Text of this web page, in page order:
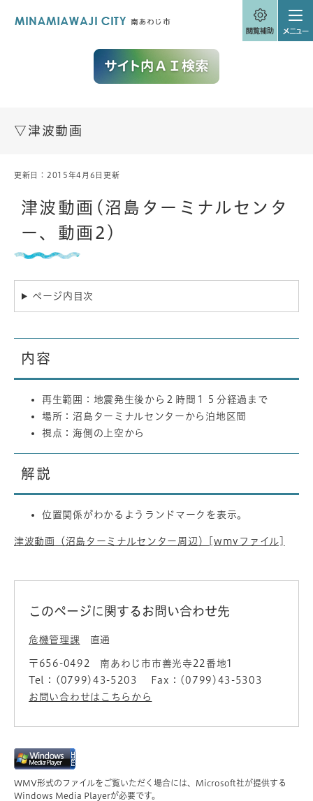
▽津波動画
本
更新日：2015年4月6日更新
津波動画(沼島ターミナルセンタ
ー、動画2)
ページ内目次
内容
再生範囲：地震発生後から２時間１５分経過まで
場所：沼島ターミナルセンターから泊地区間
視点：海側の上空から
解説
位置関係がわかるようランドマークを表示。
津波動画（沼島ターミナルセンター周辺）[wmvファイル]
このページに関するお問い合わせ先
危機管理課 直通
〒656-0492
南あわじ市市善光寺22番地1
Tel：(0799)43-5203
Fax：(0799)43-5303
お問い合わせはこちらから
WMV形式のファイルをご覧いただく場合には、Microsoft社が提供する
Windows Media Playerが必要です。